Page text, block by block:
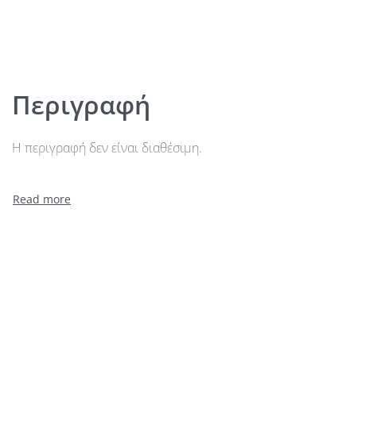
Περιγραφή
Η περιγραφή δεν είναι διαθέσιμη.